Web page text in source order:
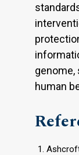
genome,
human